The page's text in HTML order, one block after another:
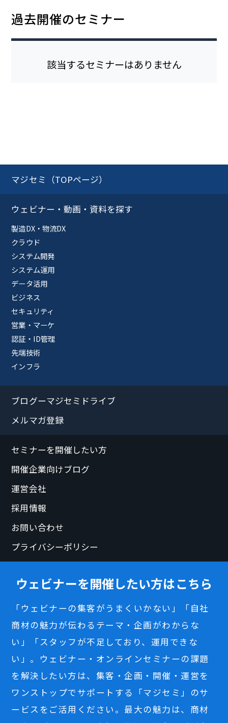
過去開催のセミナー
該当するセミナーはありません
マジセミ（TOPページ）
ウェビナー・動画・資料を探す
製造DX・物流DX
クラウド
システム開発
システム運用
データ活用
ビジネス
セキュリティ
営業・マーケ
認証・ID管理
先端技術
インフラ
ブログーマジセミドライブ
メルマガ登録
セミナーを開催したい方
開催企業向けブログ
運営会社
採用情報
お問い合わせ
プライバシーポリシー
ウェビナーを開催したい方はこちら
「ウェビナーの集客がうまくいかない」「自社
商材の魅力が伝わるテーマ・企画がわからな
い」「スタッフが不足しており、運用できな
い」。ウェビナー・オンラインセミナーの課題
を解決したい方は、集客・企画・開催・運営を
ワンストップでサポートする「マジセミ」のサ
ービスをご活用ください。最大の魅力は、商材